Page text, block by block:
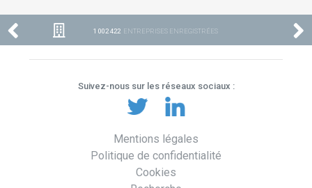
1 002 422 ENTREPRISES ENREGISTRÉES
Suivez-nous sur les réseaux sociaux :
Mentions légales
Politique de confidentialité
Cookies